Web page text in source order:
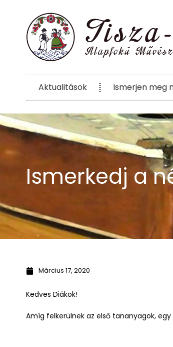
Aktualitások Ismerjen meg
Ismerkedj a
Március 17, 2020
Kedves Diákok!
Amíg felkerülnek az első tananyagok,